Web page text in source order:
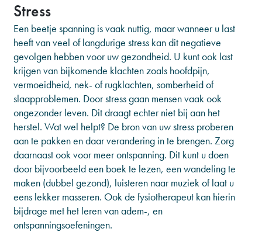
Stress
Een beetje spanning is vaak nuttig, maar wanneer u last
heeft van veel of langdurige stress kan dit negatieve
gevolgen hebben voor uw gezondheid. U kunt ook last
krijgen van bijkomende klachten zoals hoofdpijn,
vermoeidheid, nek- of rugklachten, somberheid of
slaapproblemen. Door stress gaan mensen vaak ook
ongezonder leven. Dit draagt echter niet bij aan het
herstel. Wat wel helpt? De bron van uw stress proberen
aan te pakken en daar verandering in te brengen. Zorg
daarnaast ook voor meer ontspanning. Dit kunt u doen
door bijvoorbeeld een boek te lezen, een wandeling te
maken (dubbel gezond), luisteren naar muziek of laat u
eens lekker masseren. Ook de fysiotherapeut kan hierin
bijdrage met het leren van adem-, en
ontspanningsoefeningen.